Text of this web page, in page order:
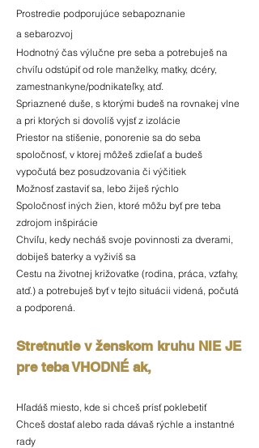
Prostredie podporujúce sebapoznanie
a sebarozvoj
Hodnotný čas výlučne pre seba a potrebuješ na
chvíľu odstúpiť od role manželky, matky, dcéry,
zamestnankyne/podnikateľky, atď.
Spriaznené duše, s ktorými budeš na rovnakej vlne
a pri ktorých si dovolíš vyjsť z izolácie
Priestor na stíšenie, ponorenie sa do seba
spoločnosť, v ktorej môžeš zdieľať a budeš
vypočutá bez posudzovania či výčitiek
Možnosť zastaviť sa, lebo žiješ rýchlo
Spoločnosť iných žien, ktoré môžu byť pre teba
zdrojom inšpirácie
Chvíľu, kedy necháš svoje povinnosti za dverami,
dobiješ baterky a vyživíš sa
Cestu na životnej križovatke (rodina, práca, vzťahy,
atď.) a potrebuješ byť v tejto situácii videná, počutá
a podporená.
Stretnutie v ženskom kruhu NIE JE
pre teba VHODNÉak,
Hľadáš miesto, kde si chceš prísť poklebetiť
Chceš dostať alebo rada dávaš rýchle a instantné
rady